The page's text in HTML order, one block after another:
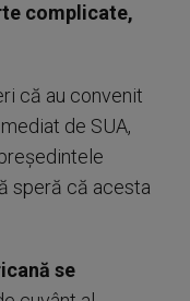
complicate,
că au convenit
de SUA,
speră că acesta
se